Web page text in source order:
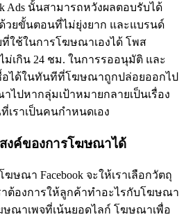
Ads นั้นสามารถหวังผลตอบรับได้
วยขั้นตอนที่ไม่ยุ่งยาก และแบรนด์
ใช้ในการโฆษณาเองได้ โพส
เกิน 24 ชม. ในการรออนุมัติ และ
อได้ในทันทีที่โฆษณาถูกปล่อยออกไป
ไปหากลุ่มเป้าหมายกลายเป็นเรื่อง
เราเป็นคนกำหนดเอง
งค์ของการโฆษณาได้
ษณา Facebook จะให้เราเลือกวัตถุ
าต้องการให้ลูกค้าทำอะไรกับโฆษณา
ษณาเพจที่เน้นยอดไลก์ โฆษณาเพื่อ